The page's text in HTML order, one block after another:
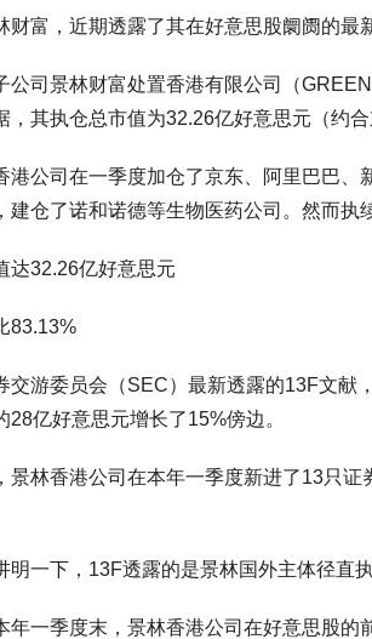
，近期透露了其在好意思股阛阓的最
景林财富处置香港有限公司（
，其执仓总市值为32.26亿好意思元（约
司在一季度加仓了京东、阿里巴巴、新
建仓了诺和诺德等生物医药公司。然而
32.26亿好意思元
委员会（SEC）最新透露的13F文献，
亿好意思元增长了15%傍边。
香港公司在本年一季度新进了13只证
下，13F透露的是景林国外主体径直执
季度末，景林香港公司在好意思股的前